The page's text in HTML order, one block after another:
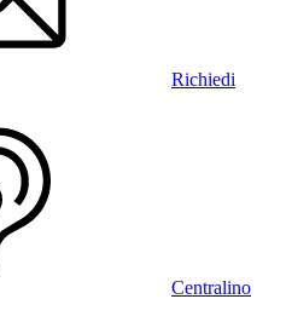
Richiedi
Centralino